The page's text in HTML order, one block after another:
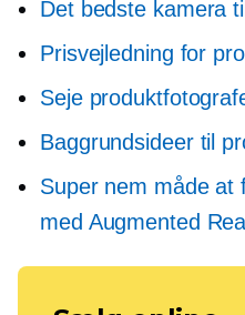
Det bedste kamera
Prisvejledning for
Seje
Baggrundsideer til
Super nem måde at
med Augmented